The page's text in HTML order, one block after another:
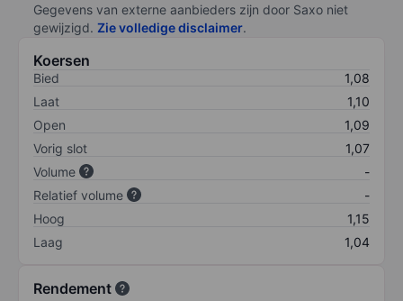
Gegevens van externe aanbieders zijn door Saxo niet
gewijzigd. Zie volledige disclaimer.
Koersen
Bied
1,08
Laat
1,10
Open
1,09
Vorig slot
1,07
Volume
-
Relatief volume
-
Hoog
1,15
Laag
1,04
Rendement